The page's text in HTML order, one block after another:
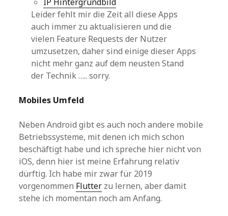
Leider fehlt mir die Zeit all diese Apps
auch immer zu aktualisieren und die
vielen Feature Requests der Nutzer
umzusetzen, daher sind einige dieser Apps
nicht mehr ganz auf dem neusten Stand
der Technik ….. sorry.
Mobiles Umfeld
Neben Android gibt es auch noch andere mobile
Betriebssysteme, mit denen ich mich schon
beschäftigt habe und ich spreche hier nicht von
iOS, denn hier ist meine Erfahrung relativ
dürftig. Ich habe mir zwar für 2019
vorgenommen Flutter zu lernen, aber damit
stehe ich momentan noch am Anfang.